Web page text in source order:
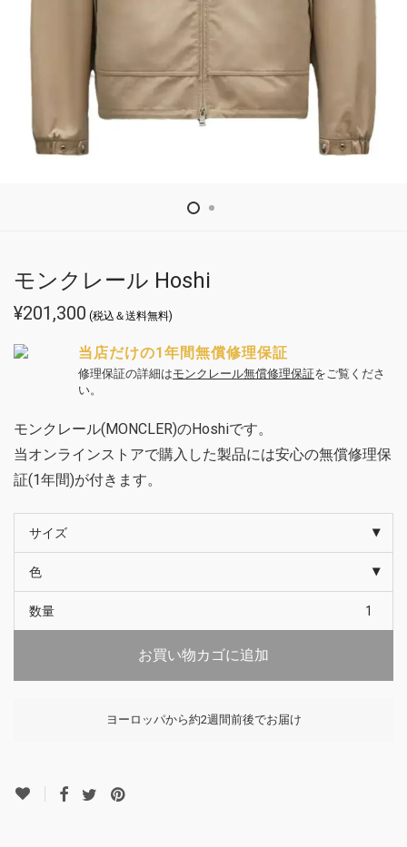
モンクレール Hoshi
¥201,300 (税込＆送料無料)
当店だけの1年間無償修理保証
修理保証の詳細はモンクレール無償修理保証をご覧くださ
い。
モンクレール(MONCLER)のHoshiです。
当オンラインストアで購入した製品には安心の無償修理保
証(1年間)が付きます。
サイズ
色
数量
お買い物カゴに追加
ヨーロッパから約2週間前後でお届け